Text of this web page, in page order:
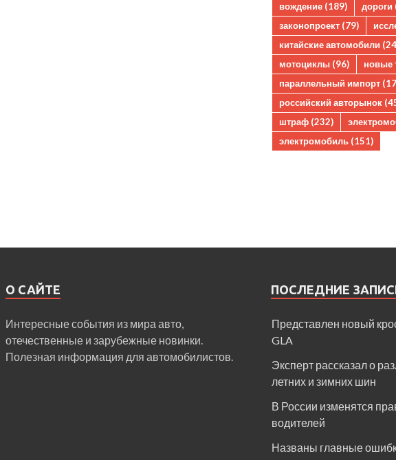
вождение (189) дороги
законопроект (79)
китайские автомобили
мотоциклы (96) новые
параллельный импорт
российский авторынок
штраф (232)
электромобиль (151)
О САЙТЕ
Интересные события из мира авто,
отечественные и зарубежные новинки.
Полезная информация для автомобилистов.
ПОСЛЕДНИЕ
Представлен новый
GLA
Эксперт рассказал о
летних и зимних шин
В России изменятся
водителей
Названы главные